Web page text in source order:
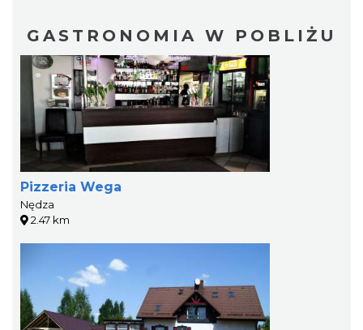
GASTRONOMIA W POBLIŻU
Pizzeria Wega
Nędza
2.47 km